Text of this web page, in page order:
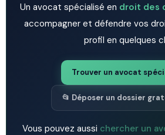
Un avocat spécialisé en droit des
accompagner et défendre vos
profil en quelques
Trouver un avocat
📂 Déposer un dossier
Vous pouvez aussi chercher un